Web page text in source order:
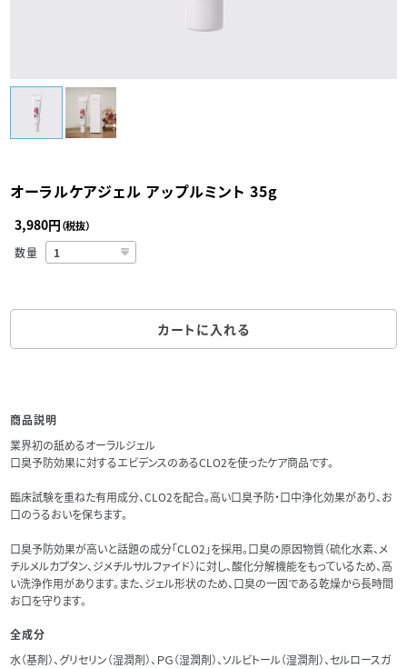
オーラルケアジェル アップルミント 35g
3,980円（税抜）
数量
カートに入れる
商品説明
業界初の舐めるオーラルジェル
口臭予防効果に対するエビデンスのあるCLO2を使ったケア商品です。
臨床試験を重ねた有用成分、CLO2を配合。高い口臭予防・口中浄化効果があり、お
口のうるおいを保ちます。
口臭予防効果が高いと話題の成分「CLO2」を採用。口臭の原因物質（硫化水素、メ
チルメルカプタン、ジメチルサルファイド）に対し、酸化分解機能をもっているため、高
い洗浄作用があります。また、ジェル形状のため、口臭の一因である乾燥から長時間
お口を守ります。
全成分
水（基剤）、グリセリン（湿潤剤）、ＰＧ（湿潤剤）、ソルビトール（湿潤剤）、セルロースガ